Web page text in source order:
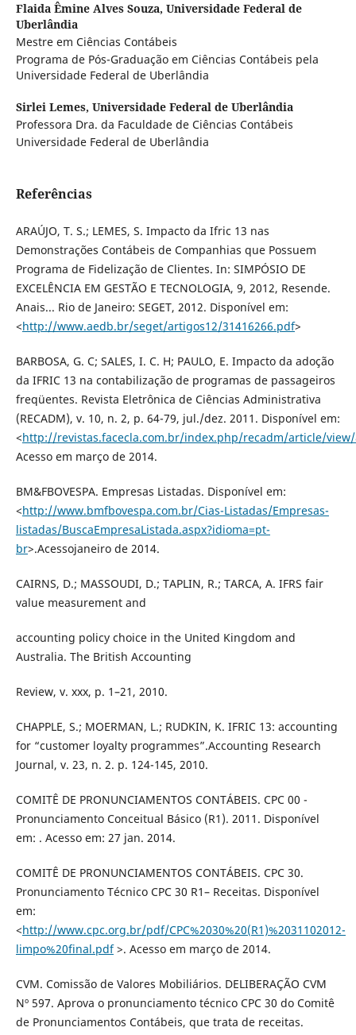
Flaida Êmine Alves Souza, Universidade Federal de
Uberlândia
Mestre em Ciências Contábeis
Programa de Pós-Graduação em Ciências Contábeis pela
Universidade Federal de Uberlândia
Sirlei Lemes, Universidade Federal de Uberlândia
Professora Dra. da Faculdade de Ciências Contábeis
Universidade Federal de Uberlândia
Referências
ARAÚJO, T. S.; LEMES, S. Impacto da Ifric 13 nas
Demonstrações Contábeis de Companhias que Possuem
Programa de Fidelização de Clientes. In: SIMPÓSIO DE
EXCELÊNCIA EM GESTÃO E TECNOLOGIA, 9, 2012, Resende.
Anais... Rio de Janeiro: SEGET, 2012. Disponível em:
<http://www.aedb.br/seget/artigos12/31416266.pdf>
BARBOSA, G. C; SALES, I. C. H; PAULO, E. Impacto da adoção
da IFRIC 13 na contabilização de programas de passageiros
freqüentes. Revista Eletrônica de Ciências Administrativa
(RECADM), v. 10, n. 2, p. 64-79, jul./dez. 2011. Disponível em:
<http://revistas.facecla.com.br/index.php/recadm/article/
Acesso em março de 2014.
BM&FBOVESPA. Empresas Listadas. Disponível em:
<http://www.bmfbovespa.com.br/Cias-Listadas/Empresas-
listadas/BuscaEmpresaListada.aspx?idioma=pt-
br>.Acessojaneiro de 2014.
CAIRNS, D.; MASSOUDI, D.; TAPLIN, R.; TARCA, A. IFRS fair
value measurement and
accounting policy choice in the United Kingdom and
Australia. The British Accounting
Review, v. xxx, p. 1–21, 2010.
CHAPPLE, S.; MOERMAN, L.; RUDKIN, K. IFRIC 13: accounting
for “customer loyalty programmes”.Accounting Research
Journal, v. 23, n. 2. p. 124-145, 2010.
COMITÊ DE PRONUNCIAMENTOS CONTÁBEIS. CPC 00 -
Pronunciamento Conceitual Básico (R1). 2011. Disponível
em: . Acesso em: 27 jan. 2014.
COMITÊ DE PRONUNCIAMENTOS CONTÁBEIS. CPC 30.
Pronunciamento Técnico CPC 30 R1– Receitas. Disponível
em:
<http://www.cpc.org.br/pdf/CPC%2030%20(R1)%2031102012-
limpo%20final.pdf>. Acesso em março de 2014.
CVM. Comissão de Valores Mobiliários. DELIBERAÇÃO CVM
Nº 597. Aprova o pronunciamento técnico CPC 30 do Comitê
de Pronunciamentos Contábeis, que trata de receitas.